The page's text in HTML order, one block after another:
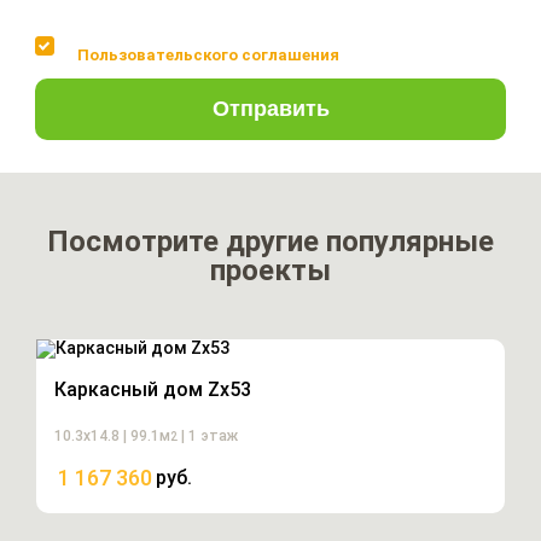
Пользовательского соглашения
Отправить
Посмотрите другие популярные
проекты
Каркасный дом Zx53
10.3х14.8 | 99.1м2 | 1 этаж
1 167 360 руб.